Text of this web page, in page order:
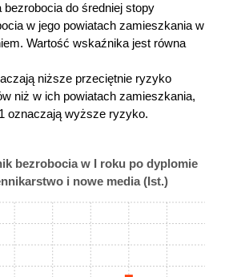
do średniej stopy
w jego powiatach zamieszkania w
Wartość wskaźnika jest równa
niższe przeciętnie ryzyko
niż w ich powiatach zamieszkania,
oznaczają wyższe ryzyko.
bezrobocia w I roku po dyplomie
i nowe media (Ist.)